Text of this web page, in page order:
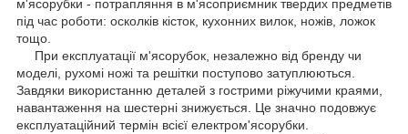
м'ясорубки - потрапляння в м'ясоприємник твердих предметів
під час роботи: осколків кісток, кухонних вилок, ножів, ложок
тощо.
При експлуатації м'ясорубок, незалежно від бренду чи
моделі, рухомі ножі та решітки поступово затуплюються.
Завдяки використанню деталей з гострими ріжучими краями,
навантаження на шестерні знижується. Це значно подовжує
експлуатаційний термін всієї електром'ясорубки.